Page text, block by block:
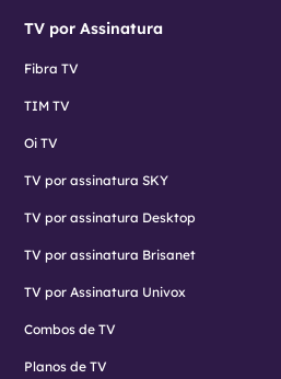
TV por Assinatura
Fibra TV
TIM TV
Oi TV
TV por assinatura SKY
TV por assinatura Desktop
TV por assinatura Brisanet
TV por Assinatura Univox
Combos de TV
Planos de TV